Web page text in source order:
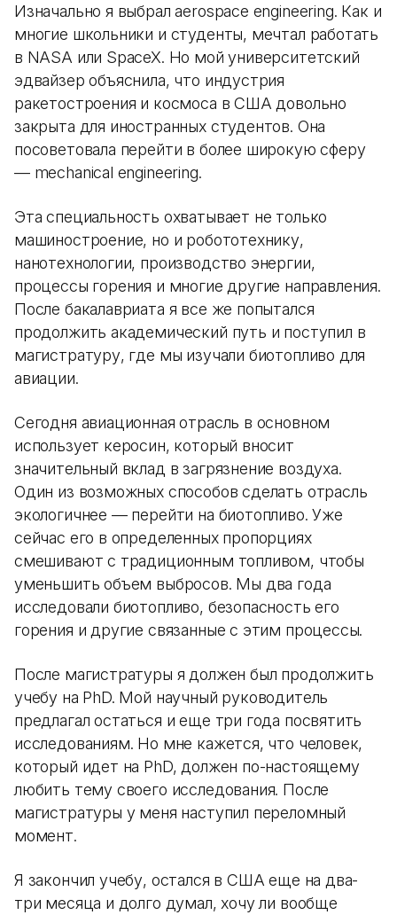
Изначально я выбрал aerospace engineering. Как и
многие школьники и студенты, мечтал работать
в NASA или SpaceX. Но мой университетский
эдвайзер объяснила, что индустрия
ракетостроения и космоса в США довольно
закрыта для иностранных студентов. Она
посоветовала перейти в более широкую сферу
— mechanical engineering.
Эта специальность охватывает не только
машиностроение, но и робототехнику,
нанотехнологии, производство энергии,
процессы горения и многие другие направления.
После бакалавриата я все же попытался
продолжить академический путь и поступил в
магистратуру, где мы изучали биотопливо для
авиации.
Сегодня авиационная отрасль в основном
использует керосин, который вносит
значительный вклад в загрязнение воздуха.
Один из возможных способов сделать отрасль
экологичнее — перейти на биотопливо. Уже
сейчас его в определенных пропорциях
смешивают с традиционным топливом, чтобы
уменьшить объем выбросов. Мы два года
исследовали биотопливо, безопасность его
горения и другие связанные с этим процессы.
После магистратуры я должен был продолжить
учебу на PhD. Мой научный руководитель
предлагал остаться и еще три года посвятить
исследованиям. Но мне кажется, что человек,
который идет на PhD, должен по-настоящему
любить тему своего исследования. После
магистратуры у меня наступил переломный
момент.
Я закончил учебу, остался в США еще на два-
три месяца и долго думал, хочу ли вообще